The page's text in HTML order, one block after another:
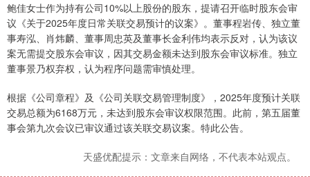
鲍佳女士作为持有公司10%以上股份的股东，提请召开临时股东会审
议《关于2025年度日常关联交易预计的议案》。董事程岩传、独立董
事寿泓、肖炜麟、董事周忠英及董事长金利伟均表示反对，认为该议
案无需提交股东会审议，因其交易金额未达到股东会审议标准。独立
董事景乃权弃权，认为程序问题需审慎处理。
根据《公司章程》及《公司关联交易管理制度》，2025年度预计关联
交易总额为6168万元，未达到股东会审议权限范围。此前，第五届董
事会第九次会议已审议通过该关联交易议案。特此公告。
天盛优配提示：文章来自网络，不代表本站观点。